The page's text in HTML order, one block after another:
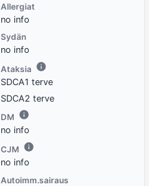
Allergiat
no info
Sydän
no info
Ataksia
SDCA1 terve
SDCA2 terve
DM
no info
CJM
no info
Autoimm.sairaus